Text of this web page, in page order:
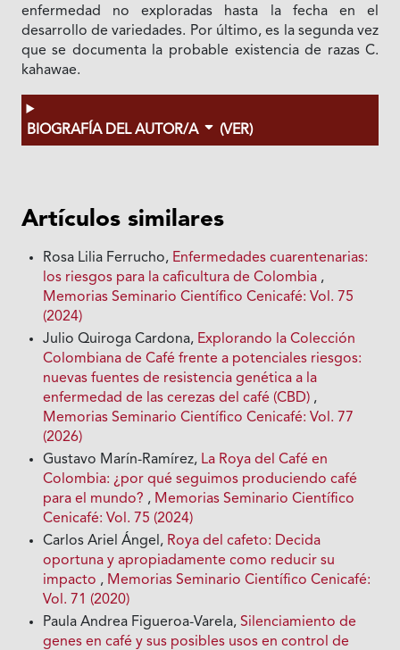
enfermedad no exploradas hasta la fecha en el
desarrollo de variedades. Por último, es la segunda vez
que se documenta la probable existencia de razas C.
kahawae.
BIOGRAFÍA DEL AUTOR/A (VER)
Artículos similares
Rosa Lilia Ferrucho, Enfermedades cuarentenarias:
los riesgos para la caficultura de Colombia ,
Memorias Seminario Científico Cenicafé: Vol. 75
(2024)
Julio Quiroga Cardona, Explorando la Colección
Colombiana de Café frente a potenciales riesgos:
nuevas fuentes de resistencia genética a la
enfermedad de las cerezas del café (CBD) ,
Memorias Seminario Científico Cenicafé: Vol. 77
(2026)
Gustavo Marín-Ramírez, La Roya del Café en
Colombia: ¿por qué seguimos produciendo café
para el mundo? , Memorias Seminario Científico
Cenicafé: Vol. 75 (2024)
Carlos Ariel Ángel, Roya del cafeto: Decida
oportuna y apropiadamente como reducir su
impacto , Memorias Seminario Científico Cenicafé:
Vol. 71 (2020)
Paula Andrea Figueroa-Varela,Silenciamiento de
genes en café y sus posibles usos en control de